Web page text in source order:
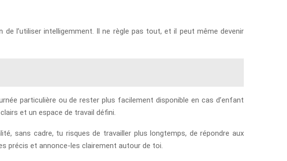
l’utiliser intelligemment. Il ne règle pas tout, et il peut même devenir
particulière ou de rester plus facilement disponible en cas d’enfant
et un espace de travail défini.
sans cadre, tu risques de travailler plus longtemps, de répondre aux
précis et annonce-les clairement autour de toi.